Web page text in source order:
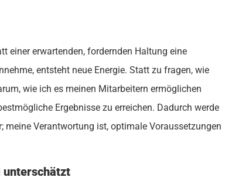
einer erwartenden, fordernden Haltung eine
entsteht neue Energie. Statt zu fragen, wie
wie ich es meinen Mitarbeitern ermöglichen
Ergebnisse zu erreichen. Dadurch werde
meine Verantwortung ist, optimale Voraussetzungen
unterschätzt